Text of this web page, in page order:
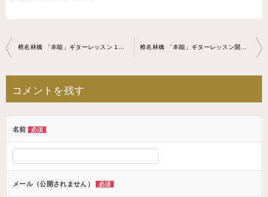
投
ビ
ー
シ
ン
コメントを残す
名前 必須
メール（公開されません） 必須